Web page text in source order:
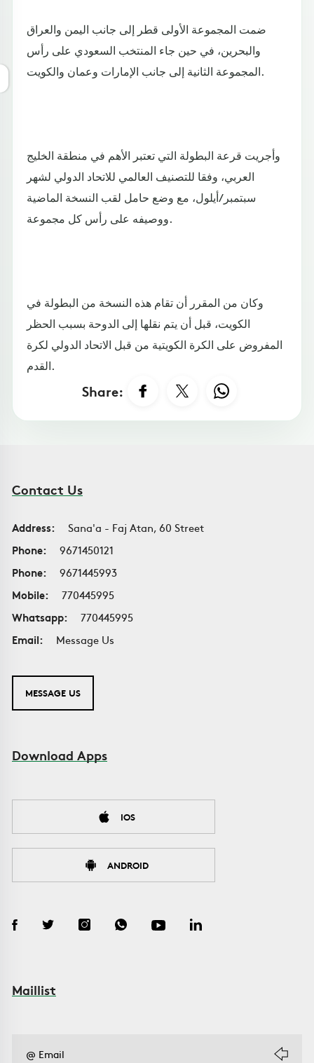
ضمت المجموعة الأولى قطر إلى جانب اليمن والعراق
والبحرين، في حين جاء المنتخب السعودي على رأس
المجموعة الثانية إلى جانب الإمارات وعمان والكويت.
وأجريت قرعة البطولة التي تعتبر الأهم في منطقة الخليج
العربي، وفقا للتصنيف العالمي للاتحاد الدولي لشهر
سبتمبر/أيلول، مع وضع حامل لقب النسخة الماضية
ووصيفه على رأس كل مجموعة.
وكان من المقرر أن تقام هذه النسخة من البطولة في
الكويت، قبل أن يتم نقلها إلى الدوحة بسبب الحظر
المفروض على الكرة الكويتية من قبل الاتحاد الدولي لكرة
القدم.
Share:
Contact Us
Address:
Sana'a - Faj Atan, 60 Street
Phone:
9671450121
Phone:
9671445993
Mobile:
770445995
Whatsapp:
770445995
Email:
Message Us
MESSAGE US
Download Apps
IOS
ANDROID
Maillist